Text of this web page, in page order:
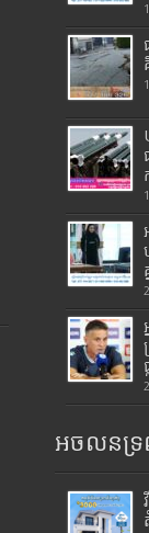
អចលនទ្រ